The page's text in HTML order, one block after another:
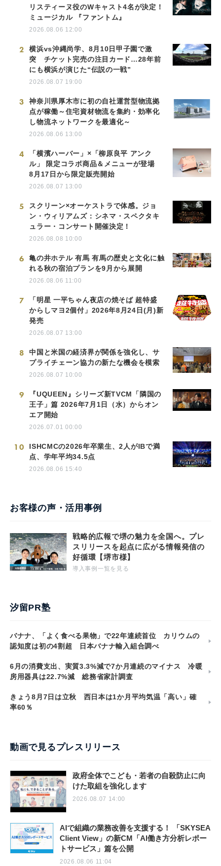
リスティーヌ役のWキャスト4名が決定！
ミュージカル 『ファントム』
2026.08.06 12:00
2
横浜vs沖縄尚学、8月10日甲子園で激
突 チケット完売の注目カード…28年前
にも横浜が演じた“伝説の一戦”
2026.08.07 19:00
3
神奈川県厚木市に初の自社運営型物流拠
点が稼働～住宅資材物流を集約・効率化
し物流ネットワークを最適化～
2026.08.06 13:00
4
「横濱ハーバー」×「柳原良平 アンク
ル」 限定コラボ商品＆メニューが登場
8月17日から限定販売開始
2026.08.07 13:00
5
スクリーン×オーケストラで体感。ジョ
ン・ウィリアムズ：シネマ・スペクタキ
ュラー・コンサート開催決定！
2026.08.08 10:00
6
亀の井ホテル 有馬 有馬の歴史と文化に触
れる秋の宿泊プランを9月から展開
2026.08.06 11:00
7
「明星 一平ちゃん夜店の焼そば 超特盛
からしマヨ2個付」2026年8月24日(月)新
発売
2026.08.07 13:00
8
中国と米国の経済界が関係を強化し、サ
プライチェーン協力の新たな機会を模索
2026.08.07 10:00
9
『UQUEEN』シリーズ新TVCM「隣国の
王子」篇 2026年7月1日（水）からオン
エア開始
2026.07.01 00:00
10
ISHCMCの2026年卒業生、2人がIBで満
点、学年平均34.5点
2026.08.06 15:40
お客様の声・活用事例
戦略的広報で堺の魅力を全国へ。プレ
スリリースを起点に広がる情報発信の
好循環【堺市様】
導入事例一覧を見る
汐留PR塾
バナナ、「よく食べる果物」で22年連続首位 カリウムの
認知度は初の4割超 日本バナナ輸入組合調べ
6月の消費支出、実質3.3%減で7か月連続のマイナス 冷暖
房用器具は22.7%減 総務省家計調査
きょう8月7日は立秋 西日本は1か月平均気温「高い」確
率60％
動画で見るプレスリリース
政府全体でこども・若者の自殺防止に向
けた取組を強化します
2026.08.07 14:00
AIで組織の業務改善を支援する！ 「SKYSEA
Client View」の新CM「AI働き方分析レポー
トサービス」篇を公開
2026.08.06 11:04